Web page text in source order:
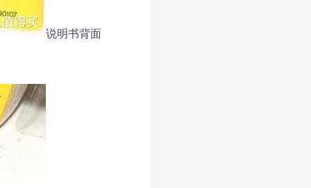
说明书背面